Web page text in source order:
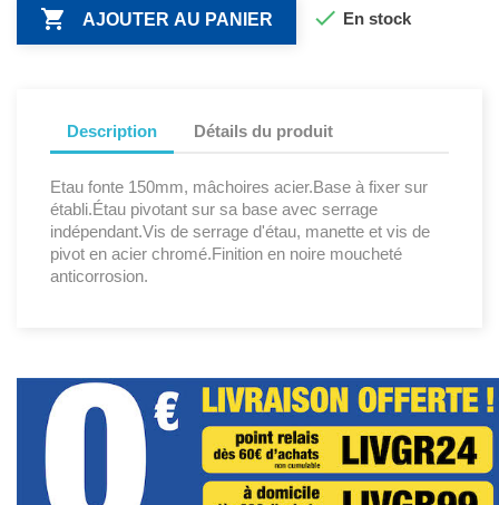
 AJOUTER AU PANIER  En stock
Description Détails du produit
Etau fonte 150mm, mâchoires acier.Base à fixer sur
établi.Étau pivotant sur sa base avec serrage
indépendant.Vis de serrage d'étau, manette et vis de
pivot en acier chromé.Finition en noire moucheté
anticorrosion.